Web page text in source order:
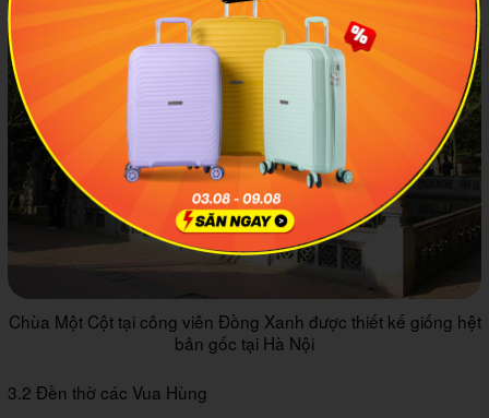
Chùa Một Cột tại công viên Đồng Xanh được thiết kế giống hệt
bản gốc tại Hà Nội
3.2 Đền thờ các Vua Hùng